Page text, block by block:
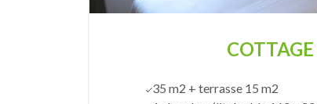
35 m2 + terrasse 15 m2